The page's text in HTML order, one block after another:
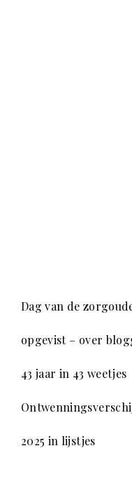
Dag van de
opgevist – over
43 jaar in 43 weetjes
2025 in lijstjes